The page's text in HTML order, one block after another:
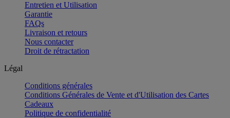
Entretien et Utilisation
Garantie
FAQs
Livraison et retours
Nous contacter
Droit de rétractation
Légal
Conditions générales
Conditions Générales de Vente et d'Utilisation des Cartes
Cadeaux
Politique de confidentialité